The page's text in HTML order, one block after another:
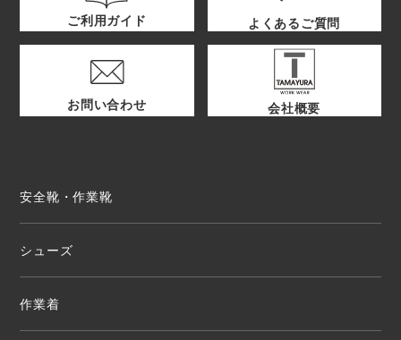
ご利用ガイド よくあるご質問
お問い合わせ 会社概要
安全靴・作業靴
シューズ
作業着